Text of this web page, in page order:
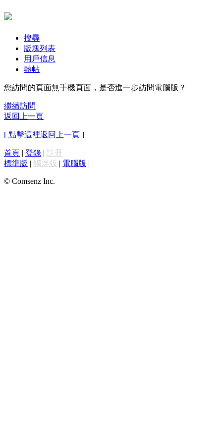
搜尋
版塊列表
用戶信息
熱帖
您訪問的頁面無手機頁面，是否進一步訪問電腦版？
繼續訪問
返回上一頁
[ 點擊這裡返回上一頁 ]
首頁 | 登錄 | 註冊
標準版 | 觸屏版 | 電腦版 |
© Comsenz Inc.